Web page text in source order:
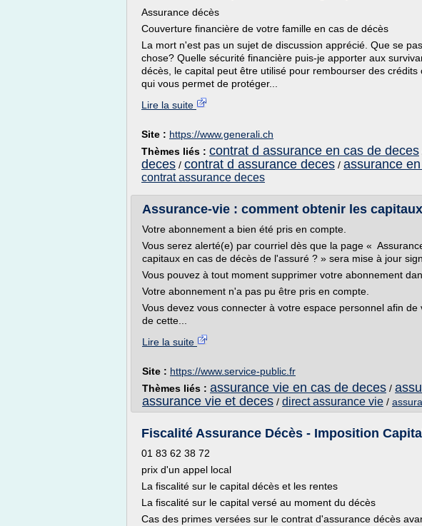
Assurance décès
Couverture financière de votre famille en cas de décès
La mort n'est pas un sujet de discussion apprécié. Que se
chose? Quelle sécurité financière puis-je apporter aux
décès, le capital peut être utilisé pour rembourser des
qui vous permet de protéger...
Lire la suite
Site : https://www.generali.ch
Thèmes liés : contrat d assurance en cas de deces
deces / contrat d assurance deces / assurance
contrat assurance deces
Assurance-vie : comment obtenir les
Votre abonnement a bien été pris en compte.
Vous serez alerté(e) par courriel dès que la page «
capitaux en cas de décès de l'assuré ? » sera mise à jour
Vous pouvez à tout moment supprimer votre abonnement
Votre abonnement n'a pas pu être pris en compte.
Vous devez vous connecter à votre espace personnel afin
de cette...
Lire la suite
Site : https://www.service-public.fr
Thèmes liés : assurance vie en cas de deces /
assurance vie et deces / direct assurance vie /
Fiscalité Assurance Décès - Imposition
01 83 62 38 72
prix d'un appel local
La fiscalité sur le capital décès et les rentes
La fiscalité sur le capital versé au moment du décès
Cas des primes versées sur le contrat d'assurance décès